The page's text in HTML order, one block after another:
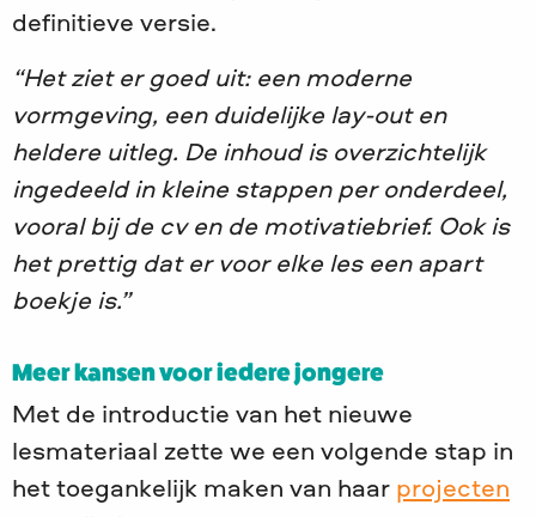
definitieve versie.
“Het ziet er goed uit: een moderne
vormgeving, een duidelijke lay-out en
heldere uitleg. De inhoud is overzichtelijk
ingedeeld in kleine stappen per onderdeel,
vooral bij de cv en de motivatiebrief. Ook is
het prettig dat er voor elke les een apart
boekje is.”
Meer kansen voor iedere jongere
Met de introductie van het nieuwe
lesmateriaal zette we een volgende stap in
het toegankelijk maken van haar projecten